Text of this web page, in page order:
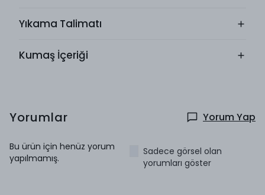
Yıkama Talimatı
Kumaş İçeriği
Yorumlar Yorum Yap
Bu ürün için henüz yorum
yapılmamış.
Sadece görsel olan
yorumları göster